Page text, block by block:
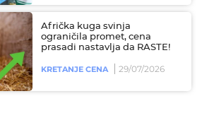
Afrička kuga svinja
ograničila promet, cena
prasadi nastavlja da RASTE!
KRETANJE CENA 29/07/2026